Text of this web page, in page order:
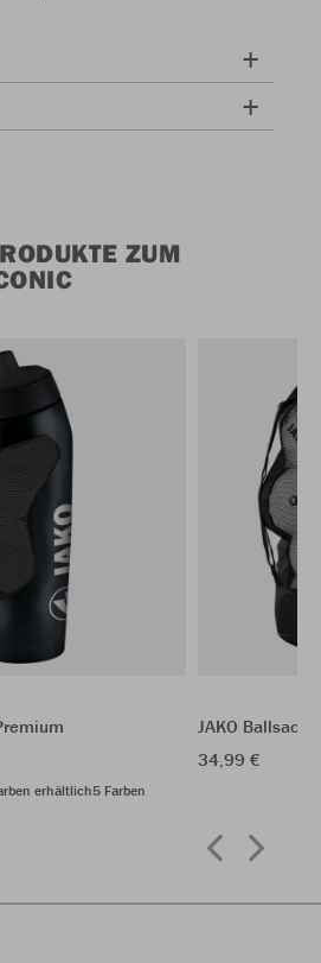
ZUM
erhältlich5 Farben
JAKO Ballsack
34,99 €